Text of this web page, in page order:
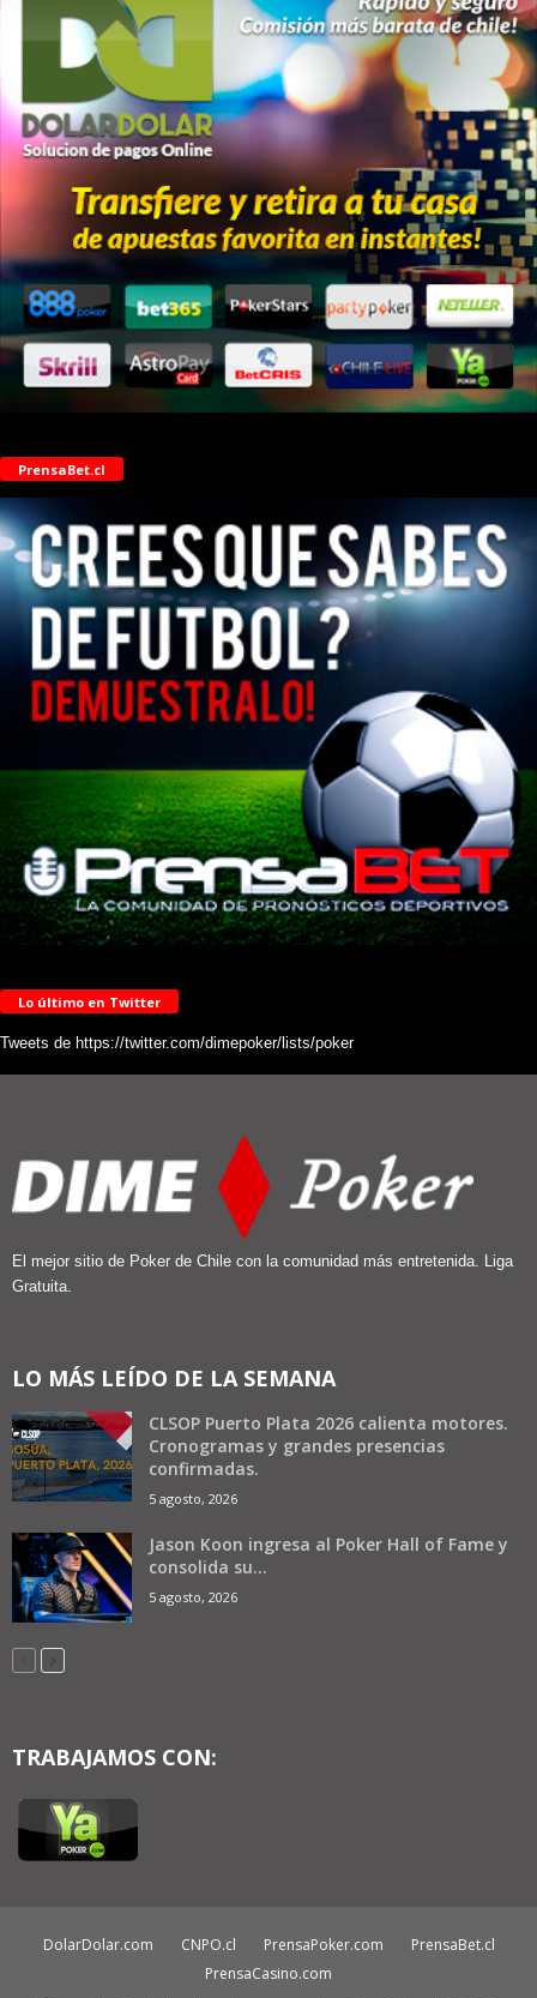
PrensaBet.cl
Lo último en Twitter
Tweets de https://twitter.com/dimepoker/lists/poker
El mejor sitio de Poker de Chile con la comunidad más entretenida. Liga
Gratuita.
LO MÁS LEÍDO DE LA SEMANA
CLSOP Puerto Plata 2026 calienta motores.
Cronogramas y grandes presencias
confirmadas.
5 agosto, 2026
Jason Koon ingresa al Poker Hall of Fame y
consolida su...
5 agosto, 2026
TRABAJAMOS CON:
DolarDolar.com CNPO.cl PrensaPoker.com
PrensaBet.cl
PrensaCasino.com